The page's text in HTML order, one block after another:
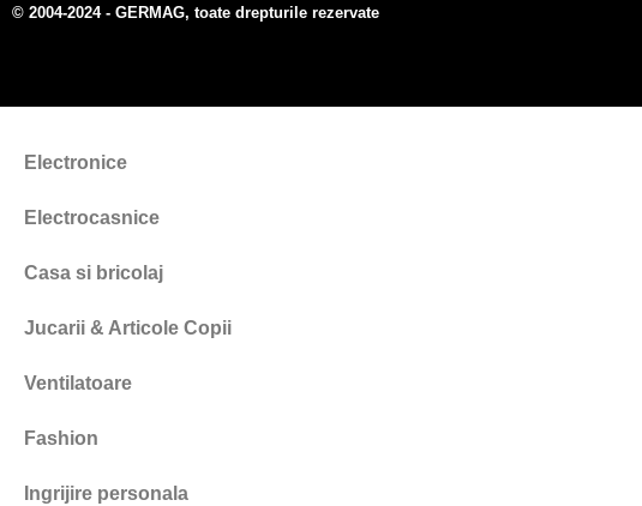
© 2004-2024 - GERMAG, toate drepturile rezervate
Electronice
Electrocasnice
Casa si bricolaj
Jucarii & Articole Copii
Ventilatoare
Fashion
Ingrijire personala